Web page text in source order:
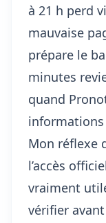
à 21 h perd
mauvaise
prépare le
minutes
quand
Mon réflexe
l’accès
vraiment
vérifier